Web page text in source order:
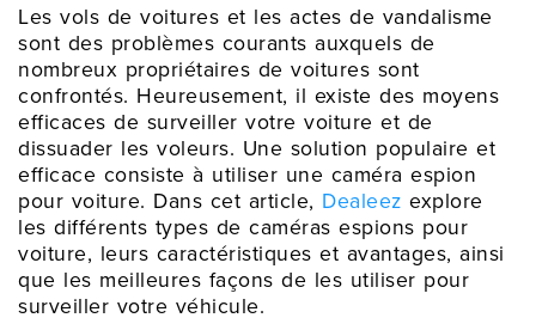
Les vols de voitures et les actes de vandalisme
sont des problèmes courants auxquels de
nombreux propriétaires de voitures sont
confrontés. Heureusement, il existe des moyens
efficaces de surveiller votre voiture et de
dissuader les voleurs. Une solution populaire et
efficace consiste à utiliser une caméra espion
pour voiture. Dans cet article, Dealeez explore
les différents types de caméras espions pour
voiture, leurs caractéristiques et avantages, ainsi
que les meilleures façons de les utiliser pour
surveiller votre véhicule.